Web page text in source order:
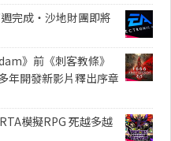
完成・沙地財團即將
》前《刺客教條》
年開發新影片釋出序章
模擬RPG 死越多越